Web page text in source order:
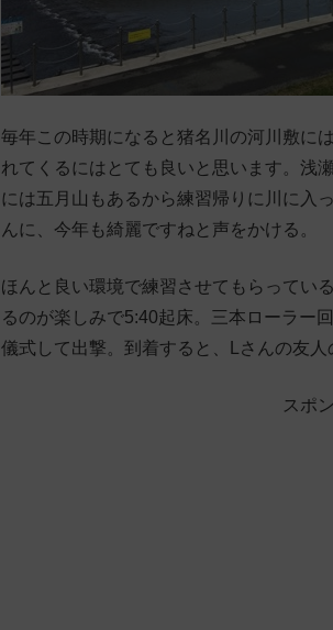
毎年この時期になると猪名川の河川敷に
れてくるにはとても良いと思います。浅
には五月山もあるから練習帰りに川に入
んに、今年も綺麗ですねと声をかける。
ほんと良い環境で練習させてもらってい
るのが楽しみで5:40起床。三本ローラー
儀式して出撃。到着すると、Lさんの友人
スポ